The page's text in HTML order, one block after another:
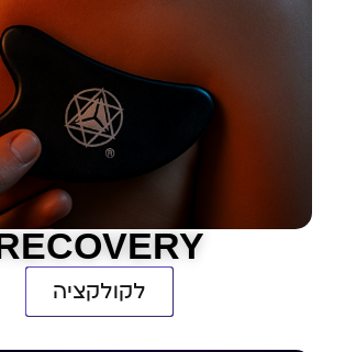
RECOVERY
לקולקציה